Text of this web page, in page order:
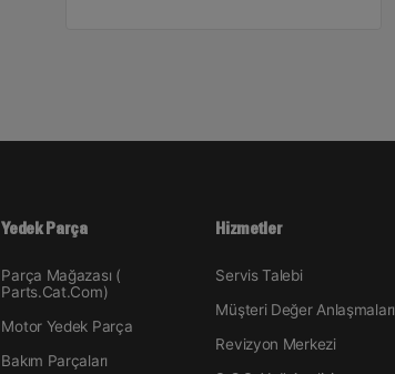
Yedek Parça
Parça Mağazası (
Parts.Cat.Com)
Motor Yedek Parça
Bakım Parçaları
Hizmetler
Servis Talebi
Müşteri Değer Anlaşmaları
Revizyon Merkezi